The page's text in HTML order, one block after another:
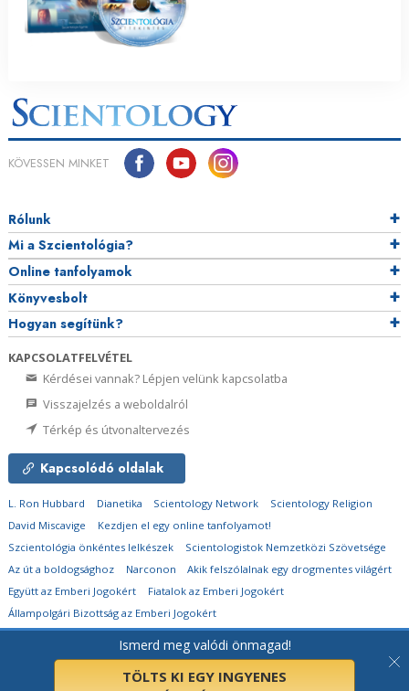
Ismerd meg valódi önmagad!
TÖLTS KI EGY INGYENES
KÖVESSEN MINKET
Rólunk
Mi a Szcientológia?
Online tanfolyamok
Könyvesbolt
Hogyan segítünk?
KAPCSOLATFELVÉTEL
Kérdései vannak? Lépjen velünk kapcsolatba
Visszajelzés a weboldalról
Térkép és útvonaltervezés
Kapcsolódó oldalak
L. Ron Hubbard Dianetika Scientology Network
Scientology Religion
David Miscavige
Kezdjen el egy online tanfolyamot!
Szcientológia önkéntes lelkészek
Scientologistok Nemzetközi Szövetsége
Az út a boldogsághoz
Narconon
Akik felszólalnak egy drogmentes világért
Együtt az Emberi Jogokért
Fiatalok az Emberi Jogokért
Állampolgári Bizottság az Emberi Jogokért
Church of Scientology Flag Ship Service Organization.
fenntartva.Adatvédelmi megjegyzés•Cookie-irányelvek•Használati feltételek•